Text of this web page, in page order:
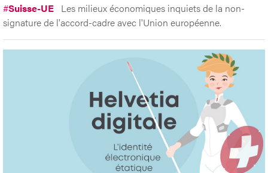
#Suisse-UE Les milieux économiques inquiets de la non-
signature de l'accord-cadre avec l'Union européenne.